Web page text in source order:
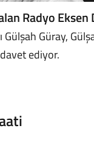
Radyo Eksen
Güray,
ediyor.